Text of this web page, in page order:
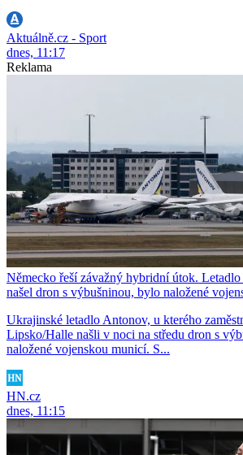
Aktuálně.cz - Sport
dnes, 11:17
Reklama
Německo řeší závažný hybridní útok.
našel dron s výbušninou, bylo naložené
Ukrajinské letadlo Antonov, u kterého
Lipsko/Halle našli v noci na středu dron s
naložené vojenskou municí. S...
HN.cz
dnes, 11:15